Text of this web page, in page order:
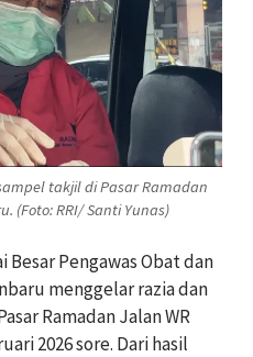
takjil di Pasar Ramadan
(Foto: RRI/ Santi Yunas)
Besar Pengawas Obat dan
menggelar razia dan
Ramadan Jalan WR
2026 sore. Dari hasil